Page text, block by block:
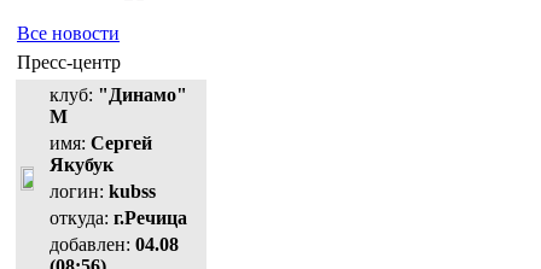
Все новости
Пресс-центр
клуб: "Динамо"
М
имя: Сергей
Якубук
логин: kubss
откуда: г.Речица
добавлен: 04.08